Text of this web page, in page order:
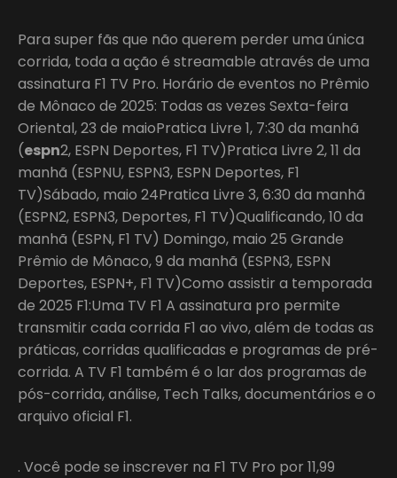
Para super fãs que não querem perder uma única
corrida, toda a ação é streamable através de uma
assinatura F1 TV Pro. Horário de eventos no Prêmio
de Mônaco de 2025: Todas as vezes Sexta-feira
Oriental, 23 de maioPratica Livre 1, 7:30 da manhã
(espn2, ESPN Deportes, F1 TV)Pratica Livre 2, 11 da
manhã (ESPNU, ESPN3, ESPN Deportes, F1
TV)Sábado, maio 24Pratica Livre 3, 6:30 da manhã
(ESPN2, ESPN3, Deportes, F1 TV)Qualificando, 10 da
manhã (ESPN, F1 TV) Domingo, maio 25 Grande
Prêmio de Mônaco, 9 da manhã (ESPN3, ESPN
Deportes, ESPN+, F1 TV)Como assistir a temporada
de 2025 F1:Uma TV F1 A assinatura pro permite
transmitir cada corrida F1 ao vivo, além de todas as
práticas, corridas qualificadas e programas de pré-
corrida. A TV F1 também é o lar dos programas de
pós-corrida, análise, Tech Talks, documentários e o
arquivo oficial F1.
. Você pode se inscrever na F1 TV Pro por 11,99